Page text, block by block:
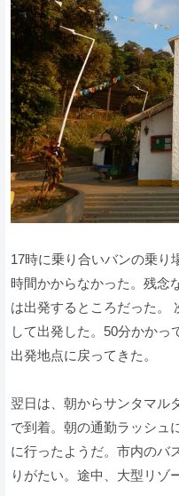
17時に乗り合いバンの乗り
時間かからなかった。残念
は出発するところだった。
して出発した。50分かかっ
出発地点に戻ってきた。
翌日は、朝からサンタマル
で到着。朝の通勤ラッシュ
に行ったようだ。市内のバ
りがたい。途中、大型リゾ